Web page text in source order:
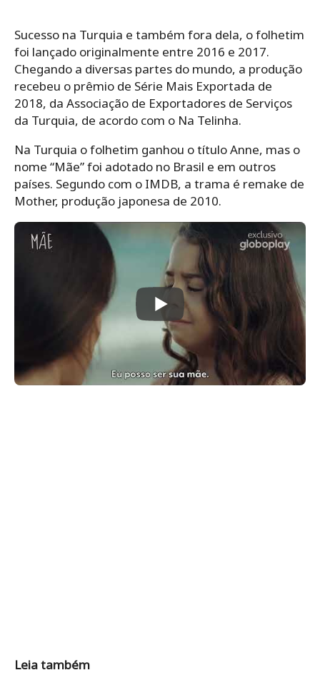
Sucesso na Turquia e também fora dela, o folhetim
foi lançado originalmente entre 2016 e 2017.
Chegando a diversas partes do mundo, a produção
recebeu o prêmio de Série Mais Exportada de
2018, da Associação de Exportadores de Serviços
da Turquia, de acordo com o Na Telinha.
Na Turquia o folhetim ganhou o título Anne, mas o
nome “Mãe” foi adotado no Brasil e em outros
países. Segundo com o IMDB, a trama é remake de
Mother, produção japonesa de 2010.
Leia também